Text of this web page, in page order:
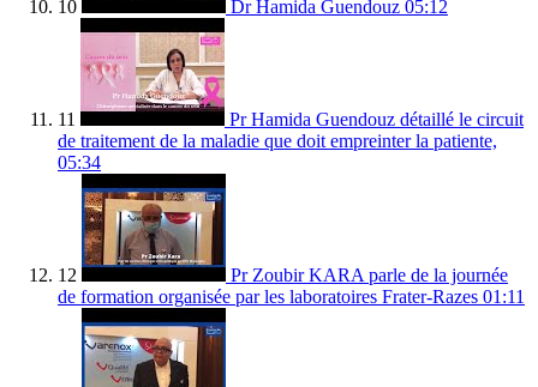
10 Dr Hamida Guendouz 05:12
11
Pr Hamida Guendouz détaillé le circuit
de traitement de la maladie que doit empreinter la patiente,
05:34
12
Pr Zoubir KARA parle de la journée
de formation organisée par les laboratoires Frater-Razes 01:11